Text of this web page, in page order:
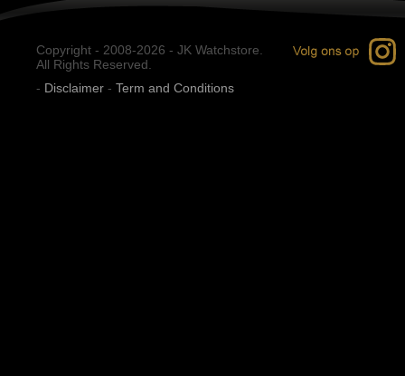
Copyright - 2008-2026 - JK Watchstore.
All Rights Reserved.
- Disclaimer - Term and Conditions